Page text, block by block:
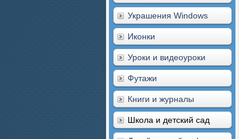
Украшения Windows
Иконки
Уроки и видеоуроки
Футажи
Книги и журналы
Школа и детский сад